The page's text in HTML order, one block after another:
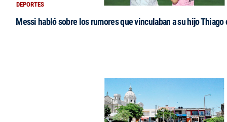
DEPORTES
Messi habló sobre los rumores que vinculaban a su hijo Thiago